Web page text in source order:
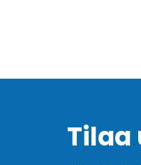
Tilaa